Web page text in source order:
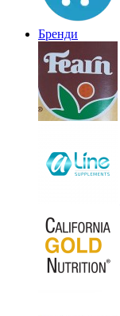
Бренди